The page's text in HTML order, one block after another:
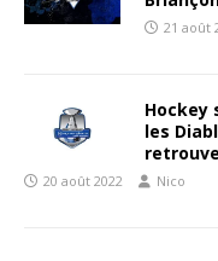
21 août
Hockey
les
20 août 2022 Nico